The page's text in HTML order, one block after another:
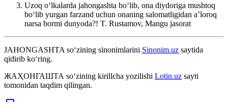
Uzoq oʻlkalarda jahongashta boʻlib, ona diydoriga mushtoq
boʻlib yurgan farzand uchun onaning salomatligidan aʼloroq
narsa bormi dunyoda?! T. Rustamov, Mangu jasorat
JAHONGASHTA so‘zining sinonimlarini Sinonim.uz saytida
qidirib ko‘ring.
ЖАҲОНГАШТА so‘zining kirillcha yozilishi Lotin.uz sayti
tomonidan taqdim qilingan.